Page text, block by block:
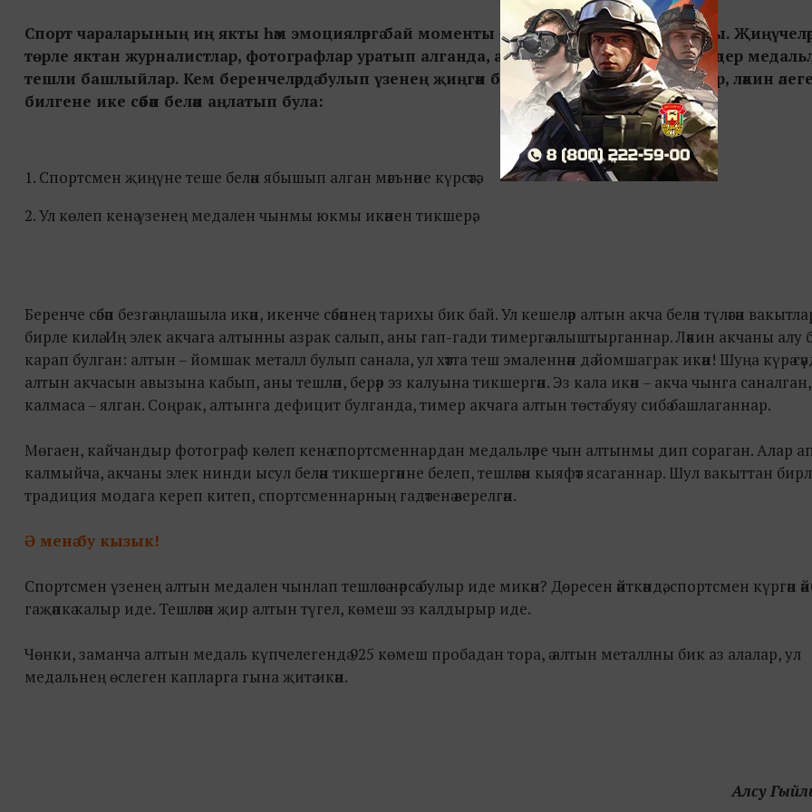
Спорт чараларының иң якты һәм эмоцияләргә бай моменты – ул, әлбәттә, бүләкләү тантанасы.
төрле яктан журналистлар, фотографлар уратып алганда, алар, традиция буенча, нигәдер
тешли башлыйлар. Кем беренчеләрдә булып үзенең җиңгән бүләген тешләгәнен әйтергә авыр, ләкин әлеге
билгене ике сәбәп белән аңлатып була:
1. Спортсмен җиңүне теше белән ябышып алган мәгънәне күрсәтә;
2. Ул көлеп кенә үзенең медален чынмы юкмы икәнен тикшерә;
Беренче сәбәп безгә аңлашыла икән, икенче сәбәпнең тарихы бик бай. Ул кешеләр алтын акча белән түләгән
бирле килә. Иң элек акчага алтынны азрак салып, аны гап-гади тимергә алыштырганнар. Ләкин акчаны алу
карап булган: алтын – йомшак металл булып санала, ул хәтта теш эмаленнән дә йомшаграк икән! Шуңа күрә
алтын акчасын авызына кабып, аны тешләп, берәр эз калуына тикшергән. Эз кала икән – акча чынга саналган,
калмаса – ялган. Соңрак, алтынга дефицит булганда, тимер акчага алтын төстә буяу сибә башлаганнар.
Мөгаен, кайчандыр фотограф көлеп кенә спортсменнардан медальләре чын алтынмы дип сораган. Алар
калмыйча, акчаны элек нинди ысул белән тикшергәнне белеп,тешләгән кыяфәт ясаганнар. Шул вакыттан
традиция модага кереп китеп, спортсменнарның гадәтенә әверелгән.
Ә менә бу кызык!
Спортсмен үзенең алтын медален чынлап тешләсә нәрсә булыр иде микән? Дөресен әйткәндә, спортсмен күргән
гаҗәпкә калыр иде. Тешләгән җир алтын түгел, көмеш эз калдырыр иде.
Чөнки, заманча алтын медаль күпчелегендә 925 көмеш пробадан тора, ә алтын металлны бик аз алалар, ул
медальнең өслеген капларга гына җитә икән.
Алсу